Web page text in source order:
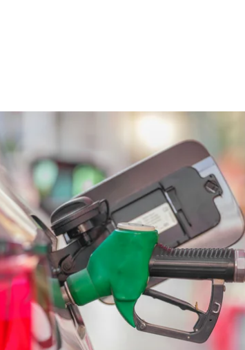
engin akyurt / Unsplash
запровадили обмеження на
Це, ймовірно, пов’язано з атаками
Times та «очільник» окупованого Криму
запроваджують з 30 травня 2026
про запас та заправлятися у звичайному
заправок Криму бензину вже
що аналогічні обмеження
дефіцит пального. Не кращою є
пального діють у захопленій частині